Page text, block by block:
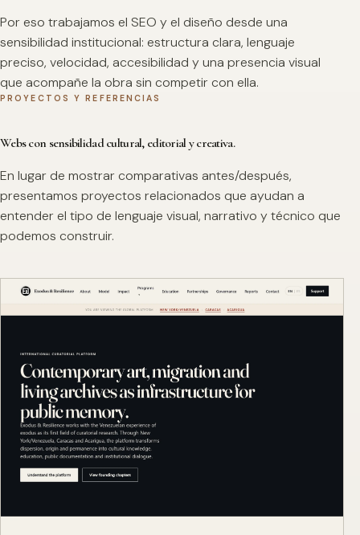
Por eso trabajamos el SEO y el diseño desde una
sensibilidad institucional: estructura clara, lenguaje
preciso, velocidad, accesibilidad y una presencia visual
que acompañe la obra sin competir con ella.
PROYECTOS Y REFERENCIAS
Webs con sensibilidad cultural, editorial y creativa.
En lugar de mostrar comparativas antes/después,
presentamos proyectos relacionados que ayudan a
entender el tipo de lenguaje visual, narrativo y técnico que
podemos construir.